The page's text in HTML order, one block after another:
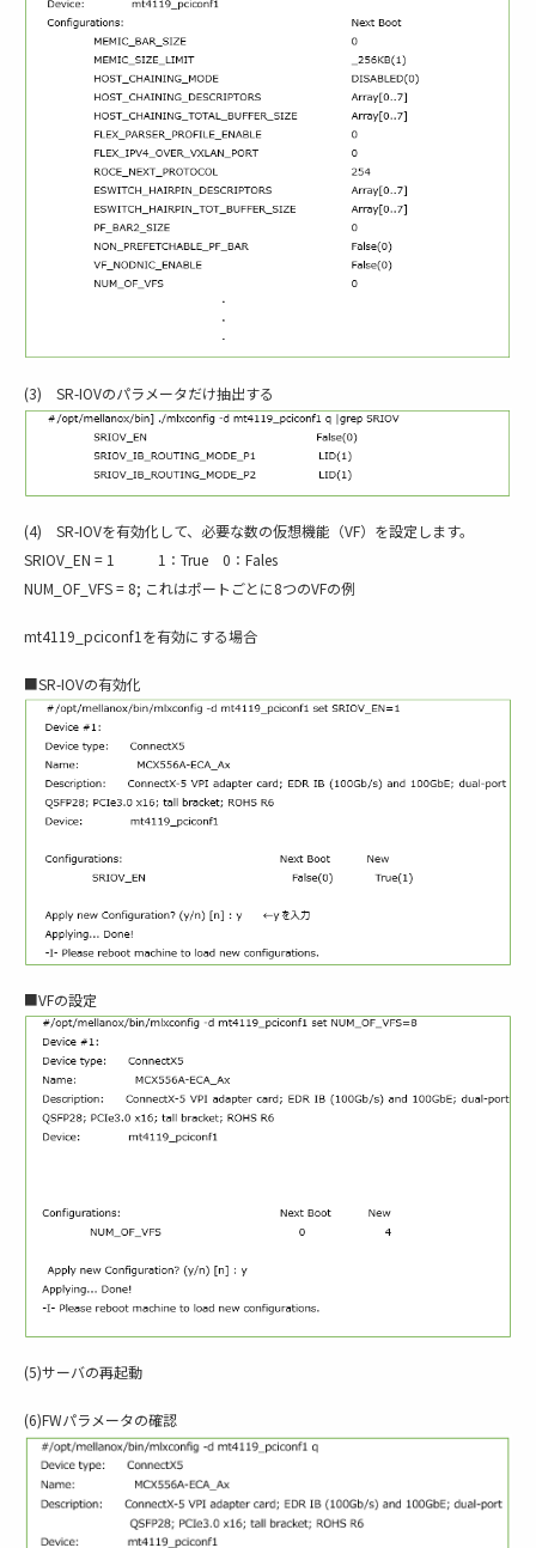
(3) SR-IOVのパラメータだけ抽出する
(4) SR-IOVを有効化して、必要な数の仮想機能（VF）を設定します。
SRIOV_EN = 1 1：True 0：Fales
NUM_OF_VFS = 8; これはポートごとに8つのVFの例
mt4119_pciconf1を有効にする場合
■SR-IOVの有効化
■VFの設定
(5)サーバの再起動
(6)FWパラメータの確認